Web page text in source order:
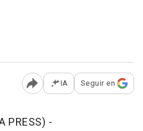
Abrir opciones para
IA Seguir en
PRESS) -